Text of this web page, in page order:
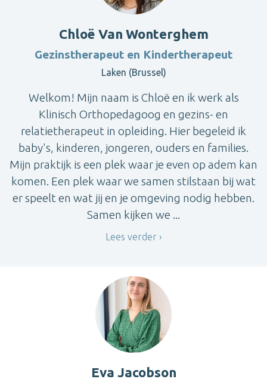
Chloë Van Wonterghem
Gezinstherapeut en Kindertherapeut
Laken (Brussel)
Welkom! Mijn naam is Chloë en ik werk als
Klinisch Orthopedagoog en gezins- en
relatietherapeut in opleiding. Hier begeleid ik
baby's, kinderen, jongeren, ouders en families.
Mijn praktijk is een plek waar je even op adem kan
komen. Een plek waar we samen stilstaan bij wat
er speelt en wat jij en je omgeving nodig hebben.
Samen kijken we ...
Lees verder
Eva Jacobson